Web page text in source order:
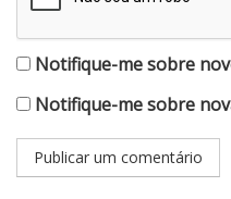
Notifique-me sobre
Notifique-me sobre